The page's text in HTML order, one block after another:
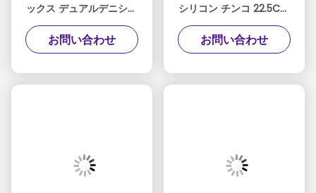
ックス デュアルデニシテ
ィー シリコンペニス
24cm ブラウン 女性用
お問い合わせ
シリコン チンコ 22.5Cm
ブラウン カラー 最大の
楽しみのために
お問い合わせ